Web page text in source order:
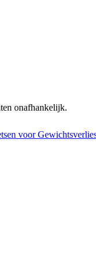
onafhankelijk.
voor